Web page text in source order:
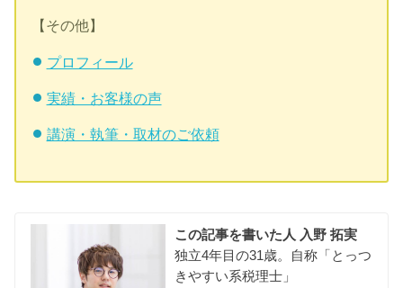
【その他】
プロフィール
実績・お客様の声
講演・執筆・取材のご依頼
この記事を書いた人 入野 拓実
独立4年目の31歳。自称「とっつ
きやすい系税理士」